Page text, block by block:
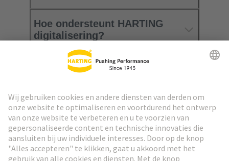
Hoe ondersteunt HARTING
digitalisering?
Naar boven